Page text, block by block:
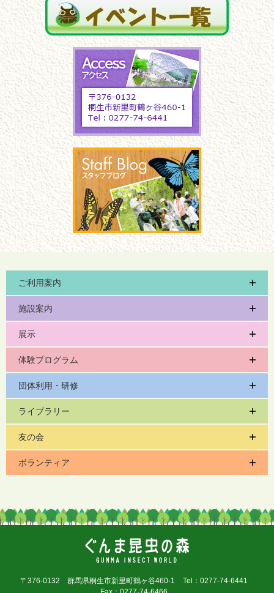
ご利用案内
施設案内
展示
体験プログラム
団体利用・研修
ライブラリー
友の会
ボランティア
〒376-0132 群馬県桐生市新里町鶴ヶ谷460-1
Tel：0277-74-6441